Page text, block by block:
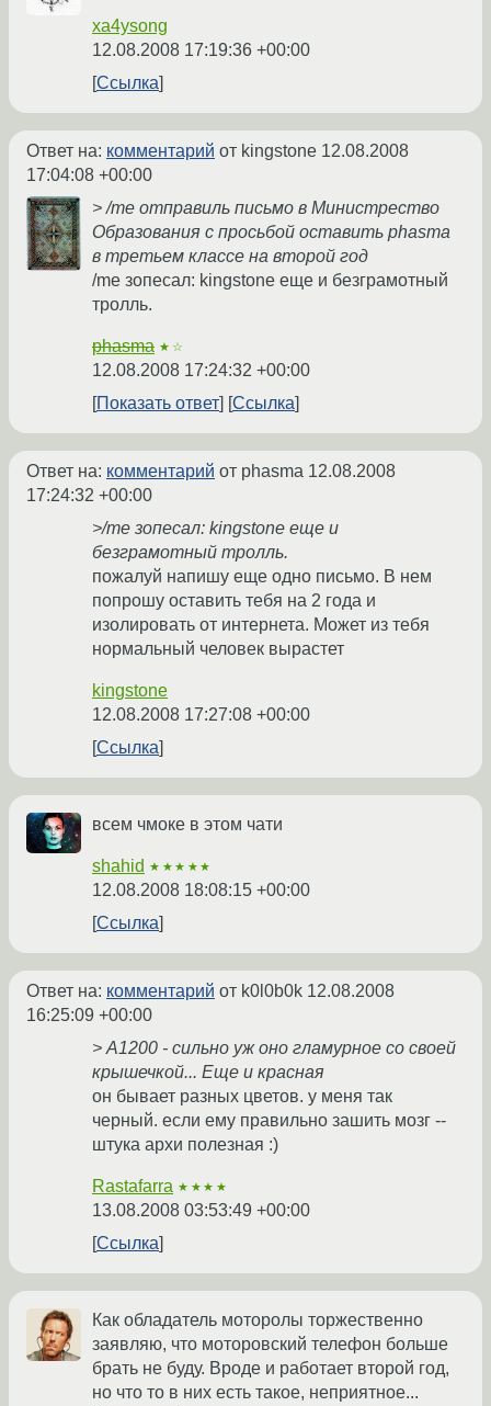
xa4ysong
12.08.2008 17:19:36 +00:00
Ссылка
Ответ на: комментарий от kingstone 12.08.2008
17:04:08 +00:00
> /me отправиль письмо в Министрество
Образования с просьбой оставить phasma
в третьем классе на второй год
/me зопесал: kingstone еще и безграмотный
тролль.
phasma ★☆
12.08.2008 17:24:32 +00:00
Показать ответ
Ссылка
Ответ на: комментарий от phasma 12.08.2008
17:24:32 +00:00
>/me зопесал: kingstone еще и
безграмотный тролль.
пожалуй напишу еще одно письмо. В нем
попрошу оставить тебя на 2 года и
изолировать от интернета. Может из тебя
нормальный человек вырастет
kingstone
12.08.2008 17:27:08 +00:00
Ссылка
всем чмоке в этом чати
shahid ★★★★★
12.08.2008 18:08:15 +00:00
Ссылка
Ответ на: комментарий от k0l0b0k 12.08.2008
16:25:09 +00:00
> А1200 - сильно уж оно гламурное со своей
крышечкой... Еще и красная
он бывает разных цветов. у меня так
черный. если ему правильно зашить мозг --
штука архи полезная :)
Rastafarra ★★★★
13.08.2008 03:53:49 +00:00
Ссылка
Как обладатель моторолы торжественно
заявляю, что моторовский телефон больше
брать не буду. Вроде и работает второй год,
но что то в них есть такое, неприятное...